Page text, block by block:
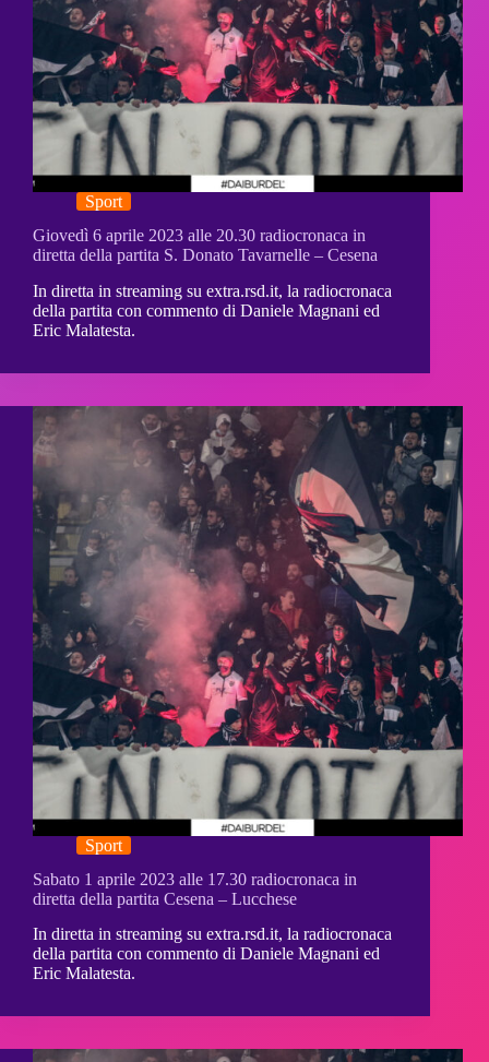
Sport
Giovedì 6 aprile 2023 alle 20.30 radiocronaca in
diretta della partita S. Donato Tavarnelle – Cesena
In diretta in streaming su extra.rsd.it, la radiocronaca
della partita con commento di Daniele Magnani ed
Eric Malatesta.
Sport
Sabato 1 aprile 2023 alle 17.30 radiocronaca in
diretta della partita Cesena – Lucchese
In diretta in streaming su extra.rsd.it, la radiocronaca
della partita con commento di Daniele Magnani ed
Eric Malatesta.